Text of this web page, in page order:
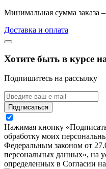
Минимальная сумма заказа
Доставка и оплата
Хотите быть в курсе
Подпишитесь на рассылку
Подписаться
Нажимая кнопку
обработку моих
Федеральным законом от
персональных данных», на
определенных в Согласии